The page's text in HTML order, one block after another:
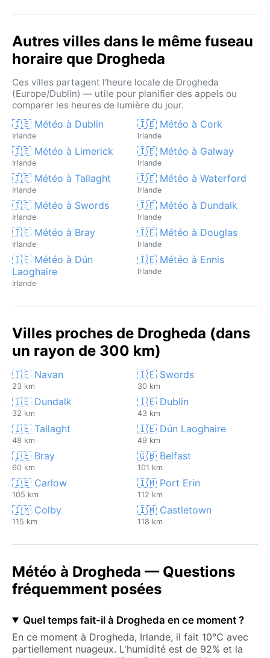
Autres villes dans le même fuseau
horaire que Drogheda
Ces villes partagent l'heure locale de Drogheda
(Europe/Dublin) — utile pour planifier des appels ou
comparer les heures de lumière du jour.
🇮🇪 Météo à Dublin
Irlande
🇮🇪 Météo à Cork
Irlande
🇮🇪 Météo à Limerick
Irlande
🇮🇪 Météo à Galway
Irlande
🇮🇪 Météo à Tallaght
Irlande
🇮🇪 Météo à Waterford
Irlande
🇮🇪 Météo à Swords
Irlande
🇮🇪 Météo à Dundalk
Irlande
🇮🇪 Météo à Bray
Irlande
🇮🇪 Météo à Douglas
Irlande
🇮🇪 Météo à Dún
Laoghaire
Irlande
🇮🇪 Météo à Ennis
Irlande
Villes proches de Drogheda (dans
un rayon de 300 km)
🇮🇪 Navan
23 km
🇮🇪 Swords
30 km
🇮🇪 Dundalk
32 km
🇮🇪 Dublin
43 km
🇮🇪 Tallaght
48 km
🇮🇪 Dún Laoghaire
49 km
🇮🇪 Bray
60 km
🇬🇧 Belfast
101 km
🇮🇪 Carlow
105 km
🇮🇲 Port Erin
112 km
🇮🇲 Colby
115 km
🇮🇲 Castletown
118 km
Météo à Drogheda — Questions
fréquemment posées
Quel temps fait-il à Drogheda en ce moment ?
En ce moment à Drogheda, Irlande, il fait 10°C avec
partiellement nuageux. L'humidité est de 92% et la